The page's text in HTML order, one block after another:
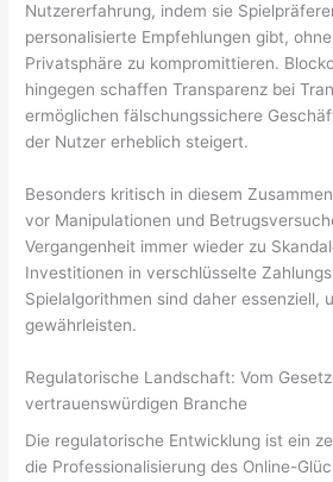
Nutzererfahrung, indem sie
personalisierte Empfehlungen gibt,
Privatsphäre zu kompromittieren.
hingegen schaffen Transparenz bei
ermöglichen fälschungssichere
der Nutzer erheblich steigert.
Besonders kritisch in diesem
vor Manipulationen und
Vergangenheit immer wieder zu
Investitionen in verschlüsselte
Spielalgorithmen sind daher essenziell,
gewährleisten.
Regulatorische Landschaft: Vom
vertrauenswürdigen Branche
Die regulatorische Entwicklung ist ein
die Professionalisierung des Online-